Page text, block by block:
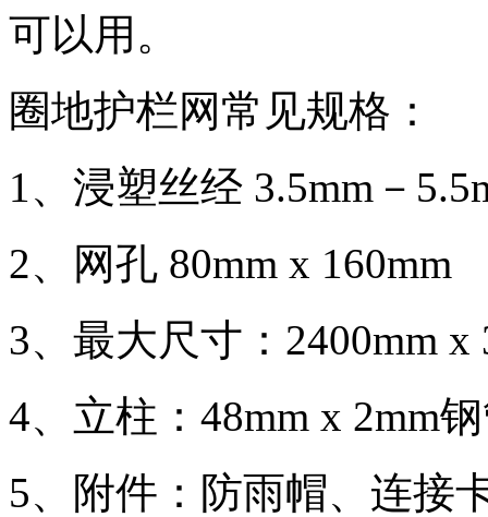
可以用。
圈地护栏网常见规格：
1、浸塑丝经 3.5mm－
2、网孔 80mm x
3、最大尺寸：2400mm x
4、立柱：48mm x 2mm
5、附件：防雨帽、连接